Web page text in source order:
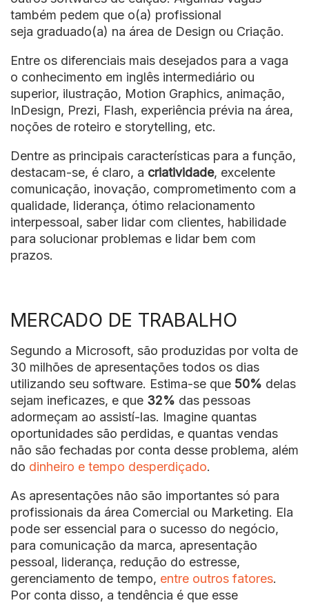
também pedem que o(a) profissional
seja graduado(a) na área de Design ou Criação.
Entre os diferenciais mais desejados para a vaga
o conhecimento em inglês intermediário ou
superior, ilustração, Motion Graphics, animação,
InDesign, Prezi, Flash, experiência prévia na área,
noções de roteiro e storytelling, etc.
Dentre as principais características para a função,
destacam-se, é claro, a criatividade, excelente
comunicação, inovação, comprometimento com a
qualidade, liderança, ótimo relacionamento
interpessoal, saber lidar com clientes, habilidade
para solucionar problemas e lidar bem com
prazos.
MERCADO DE TRABALHO
Segundo a Microsoft, são produzidas por volta de
30 milhões de apresentações todos os dias
utilizando seu software. Estima-se que 50% delas
sejam ineficazes, e que 32% das pessoas
adormeçam ao assistí-las. Imagine quantas
oportunidades são perdidas, e quantas vendas
não são fechadas por conta desse problema, além
do dinheiro e tempo desperdiçado.
As apresentações não são importantes só para
profissionais da área Comercial ou Marketing. Ela
pode ser essencial para o sucesso do negócio,
para comunicação da marca, apresentação
pessoal, liderança, redução do estresse,
gerenciamento de tempo, entre outros fatores.
Por conta disso, a tendência é que esse